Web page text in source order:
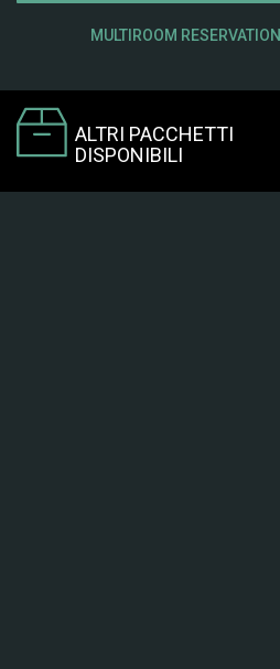
MULTIROOM RESERVATION
ALTRI PACCHETTI
DISPONIBILI